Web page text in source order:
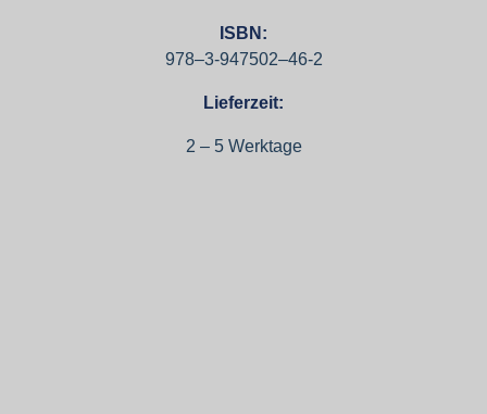
ISBN:
978–3‑947502–46‑2
Lieferzeit:
2 – 5 Werktage